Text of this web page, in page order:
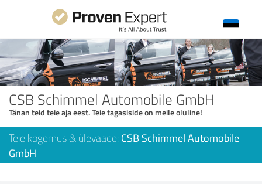
CSB Schimmel Automobile GmbH
Tänan teid teie aja eest. Teie tagasiside on meile oluline!
Teie kogemus & ülevaade: CSB Schimmel Automobile
GmbH